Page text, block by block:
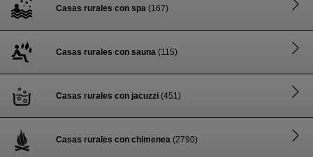
Casas rurales con spa (167)
Casas rurales con sauna (115)
Casas rurales con jacuzzi (451)
Casas rurales con chimenea (2790)